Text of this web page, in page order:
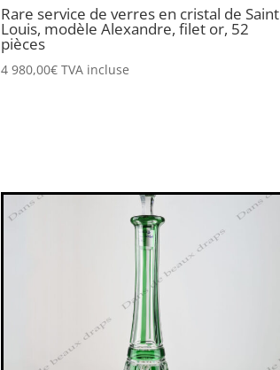
Rare service de verres en cristal de Saint
Louis, modèle Alexandre, filet or, 52
pièces
4 980,00€ TVA incluse